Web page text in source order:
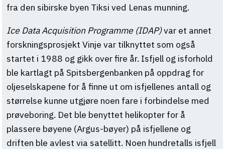
fra den sibirske byen Tiksi ved Lenas munning.
Ice Data Acquisition Programme (IDAP)var et annet
forskningsprosjekt Vinje var tilknyttet som også
startet i 1988 og gikk over fire år. Isfjell og isforhold
ble kartlagt på Spitsbergenbanken på oppdrag for
oljeselskapene for å finne ut om isfjellenes antall og
størrelse kunne utgjøre noen fare i forbindelse med
prøveboring. Det ble benyttet helikopter for å
plassere bøyene (Argus-bøyer) på isfjellene og
driften ble avlest via satellitt. Noen hundretalls isfjell